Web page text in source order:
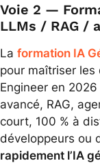
Voie 2 —
LLMs / RAG /
La formation IA
pour maîtriser les
Engineer en
avancé, RAG,
court, 100 % à
développeurs ou
rapidement l’IA